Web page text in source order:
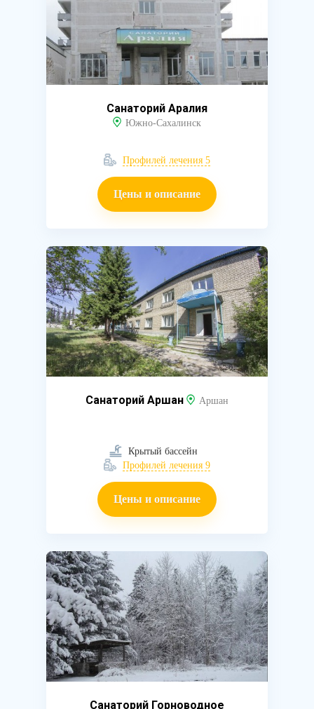
Санаторий Аралия
Южно-Сахалинск
Профилей лечения 5
Цены и описание
Санаторий Аршан Аршан
Крытый бассейн
Профилей лечения 9
Цены и описание
Санаторий Горноводное